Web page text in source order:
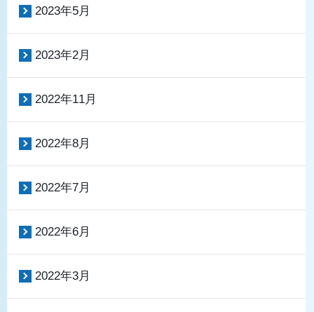
2023年5月
2023年2月
2022年11月
2022年8月
2022年7月
2022年6月
2022年3月